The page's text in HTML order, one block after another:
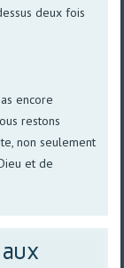
deux fois
encore
restons
non seulement
et de